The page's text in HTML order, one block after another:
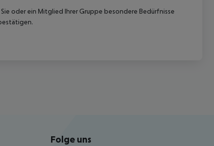
oder ein Mitglied Ihrer Gruppe besondere Bedürfnisse
Folge uns